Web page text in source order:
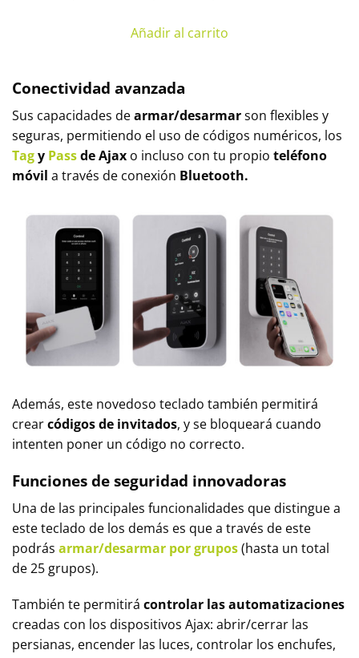
Añadir al carrito
Conectividad avanzada
Sus capacidades dearmar/desarmarson flexibles y
seguras, permitiendo el uso de códigos numéricos, los
Tagy Passde Ajax o incluso con tu propio teléfono
móvil a través de conexión Bluetooth.
Además, este novedoso teclado también permitirá
crearcódigos de invitados, y se bloqueará cuando
intenten poner un código no correcto.
Funciones de seguridad innovadoras
Una de las principales funcionalidades que distingue a
este teclado de los demás es que a través de este
podrás armar/desarmar por grupos(hasta un total
de 25 grupos).
También te permitirá controlar las automatizaciones
creadas con los dispositivos Ajax: abrir/cerrar las
persianas, encender las luces, controlar los enchufes,